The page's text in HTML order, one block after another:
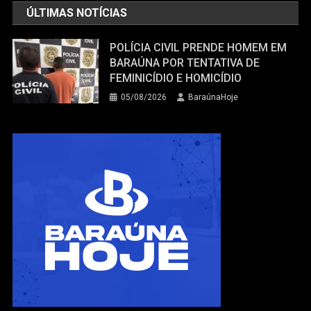
ÚLTIMAS NOTÍCIAS
POLÍCIA CIVIL PRENDE HOMEM EM
BARAÚNA POR TENTATIVA DE
FEMINICÍDIO E HOMICÍDIO
05/08/2026 BaraúnaHoje